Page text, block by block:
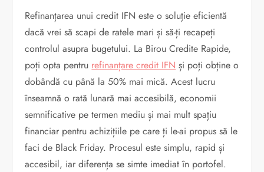
Refinanțarea unui credit IFN este o soluție eficientă
dacă vrei să scapi de ratele mari și să-ți recapeți
controlul asupra bugetului. La Birou Credite Rapide,
poți opta pentru refinanțare credit IFN și poți obține o
dobândă cu până la 50% mai mică. Acest lucru
înseamnă o rată lunară mai accesibilă, economii
semnificative pe termen mediu și mai mult spațiu
financiar pentru achizițiile pe care ți le-ai propus să le
faci de Black Friday. Procesul este simplu, rapid și
accesibil, iar diferența se simte imediat în portofel.